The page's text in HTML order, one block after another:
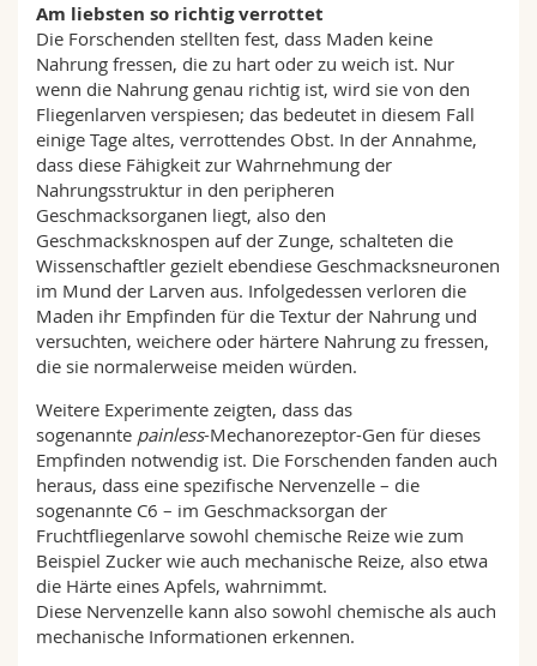
Am liebsten so richtig verrottet
Die Forschenden stellten fest, dass Maden keine
Nahrung fressen, die zu hart oder zu weich ist. Nur
wenn die Nahrung genau richtig ist, wird sie von den
Fliegenlarven verspiesen; das bedeutet in diesem Fall
einige Tage altes, verrottendes Obst. In der Annahme,
dass diese Fähigkeit zur Wahrnehmung der
Nahrungsstruktur in den peripheren
Geschmacksorganen liegt, also den
Geschmacksknospen auf der Zunge, schalteten die
Wissenschaftler gezielt ebendiese Geschmacksneuronen
im Mund der Larven aus. Infolgedessen verloren die
Maden ihr Empfinden für die Textur der Nahrung und
versuchten, weichere oder härtere Nahrung zu fressen,
die sie normalerweise meiden würden.
Weitere Experimente zeigten, dass das
sogenannte painless-Mechanorezeptor-Gen für dieses
Empfinden notwendig ist. Die Forschenden fanden auch
heraus, dass eine spezifische Nervenzelle – die
sogenannte C6 – im Geschmacksorgan der
Fruchtfliegenlarve sowohl chemische Reize wie zum
Beispiel Zucker wie auch mechanische Reize, also etwa
die Härte eines Apfels, wahrnimmt.
Diese Nervenzelle kann also sowohl chemische als auch
mechanische Informationen erkennen.